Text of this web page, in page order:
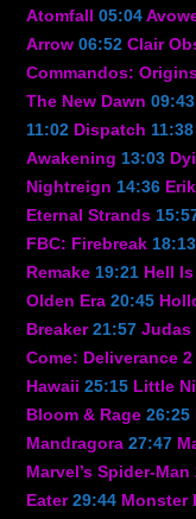
Atomfall 05:04
Arrow 06:52 Clair
Commandos: Origins
The New Dawn 09:43
11:02 Dispatch 11:38
Awakening 13:03
Nightreign 14:36
Eternal Strands
FBC: Firebreak 18:13
Remake 19:21 Hell
Olden Era 20:45
Breaker21:57 Judas
Come: Deliverance 2
Hawaii 25:15 Little
Bloom & Rage 26:25
Mandragora 27:47
Marvel’s Spider-Man
Eater29:44 Monster